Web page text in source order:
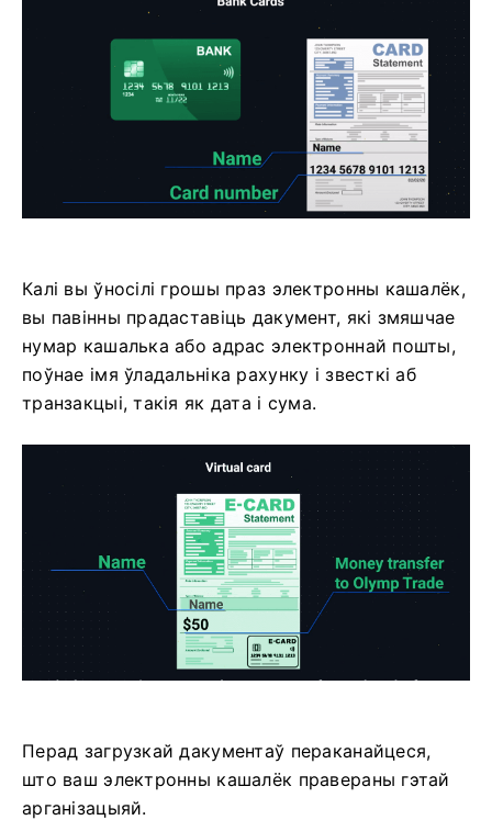
Калі вы ўносілі грошы праз электронны кашалёк,
вы павінны прадаставіць дакумент, які змяшчае
нумар кашалька або адрас электроннай пошты,
поўнае імя ўладальніка рахунку і звесткі аб
транзакцыі, такія як дата і сума.
Перад загрузкай дакументаў пераканайцеся,
што ваш электронны кашалёк правераны гэтай
арганізацыяй.